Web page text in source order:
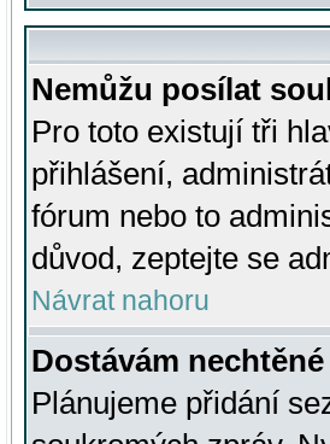
Nemůžu posílat
Pro toto existují tři
přihlášení,
fórum nebo to
důvod, zeptejte se
Návrat nahoru
Dostávám
Plánujeme přidání